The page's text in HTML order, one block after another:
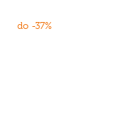
do -37%